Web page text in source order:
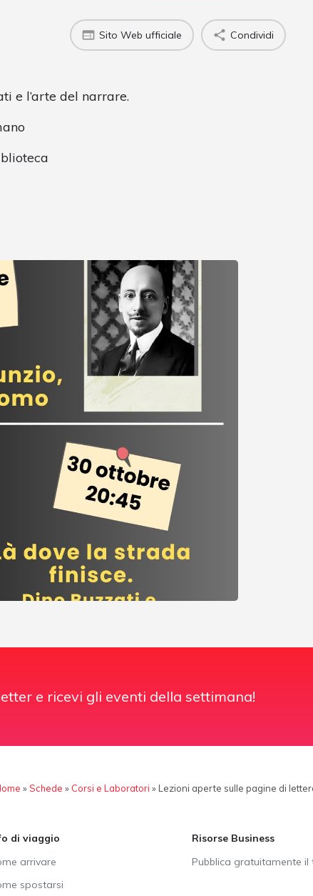
Sito Web ufficiale Condividi
e l’arte del narrare.
e ricevi gli eventi della settimana!
»Schede » Corsi e Laboratori » Lezioni aperte sulle pagine di
di viaggio
arrivare
spostarsi
Risorse Business
Pubblica gratuitamente il